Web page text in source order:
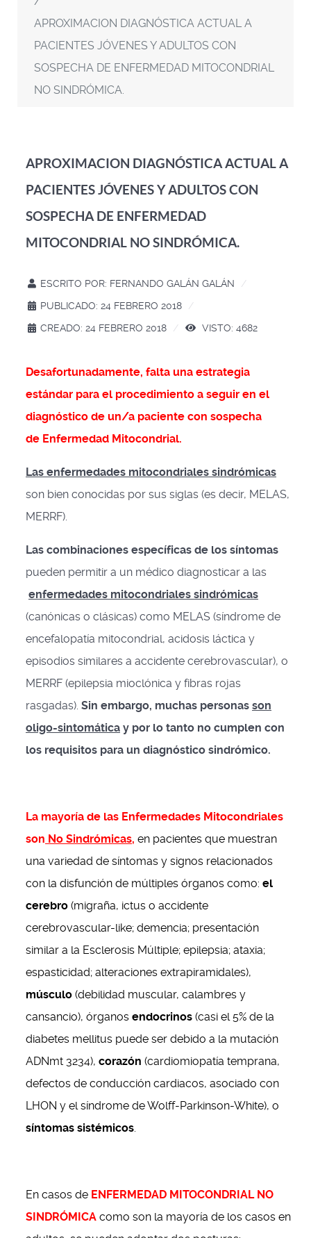
APROXIMACION DIAGNÓSTICA ACTUAL A
PACIENTES JÓVENES Y ADULTOS CON
SOSPECHA DE ENFERMEDAD MITOCONDRIAL
NO SINDRÓMICA.
APROXIMACION DIAGNÓSTICA ACTUAL A
PACIENTES JÓVENES Y ADULTOS CON
SOSPECHA DE ENFERMEDAD
MITOCONDRIAL NO SINDRÓMICA.
ESCRITO POR: FERNANDO GALÁN GALÁN
PUBLICADO: 24 FEBRERO 2018
CREADO: 24 FEBRERO 2018
VISTO: 4682
Desafortunadamente, falta una estrategia
estándar para el procedimiento a seguir en el
diagnóstico de un/a paciente con sospecha
de Enfermedad Mitocondrial.
Las enfermedades mitocondriales sindrómicas
son bien conocidas por sus siglas (es decir, MELAS,
MERRF).
Las combinaciones específicas de los síntomas
pueden permitir a un médico diagnosticar a las
enfermedades mitocondriales sindrómicas
(canónicas o clásicas) como MELAS (síndrome de
encefalopatía mitocondrial, acidosis láctica y
episodios similares a accidente cerebrovascular), o
MERRF (epilepsia mioclónica y fibras rojas
rasgadas). Sin embargo, muchas personas son
oligo-sintomática y por lo tanto no cumplen con
los requisitos para un diagnóstico sindrómico.
La mayoría de las Enfermedades Mitocondriales
son No Sindrómicas, en pacientes que muestran
una variedad de síntomas y signos relacionados
con la disfunción de múltiples órganos como: el
cerebro (migraña, ictus o accidente
cerebrovascular-like; demencia; presentación
similar a la Esclerosis Múltiple; epilepsia; ataxia;
espasticidad; alteraciones extrapiramidales),
músculo (debilidad muscular, calambres y
cansancio), órganos endocrinos (casi el 5% de la
diabetes mellitus puede ser debido a la mutación
ADNmt 3234), corazón (cardiomiopatía temprana,
defectos de conducción cardiacos, asociado con
LHON y el síndrome de Wolff-Parkinson-White), o
síntomas sistémicos.
En casos de ENFERMEDAD MITOCONDRIAL NO
SINDRÓMICA como son la mayoría de los casos en